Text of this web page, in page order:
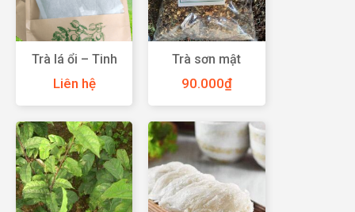
Trà lá ổi – Tinh
hoa thảo mộc tự
nhiên và lợi ích
tốt cho sức khỏe
Liên hệ
Trà sơn mật
hồng sâm Sapa
90.000₫